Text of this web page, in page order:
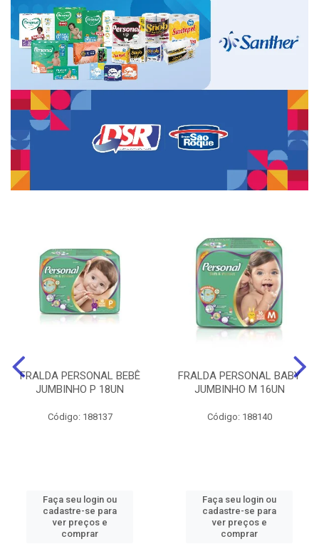
FRALDA PERSONAL BEBÊ
JUMBINHO P 18UN
Código: 188137
Faça seu login ou
cadastre-se para
ver preços e
comprar
FRALDA PERSONAL BABY
JUMBINHO M 16UN
Código: 188140
Faça seu login ou
cadastre-se para
ver preços e
comprar